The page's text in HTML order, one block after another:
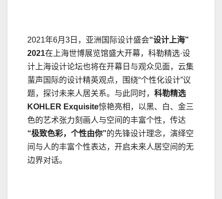
2021年6月3日，亚洲国际设计盛会“设计上海”
2021在上海世博展览馆盛大开幕，科勒精选·设
计上海设计论坛也将在开幕日与观众见面，云集
蜚声国际的设计精英观点，围绕“个性化设计”议
题，探讨未来人居关系。与此同时， 科勒精选
KOHLER Exquisite惊艳亮相，以黑、白、金三
色的艺术张力刻画人与空间的丰富个性，传达
“极致色彩，个性由你”的先锋设计理念，演绎空
间与人的丰富个性表达，开启未来人居空间的无
边界对话。